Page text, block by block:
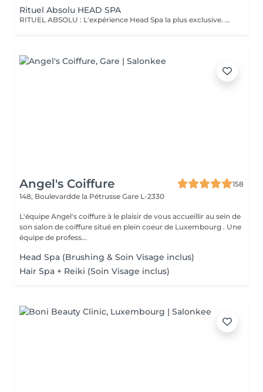
Rituel Absolu HEAD SPA
RITUEL ABSOLU : L'expérience Head Spa la plus exclusive. Un voyage sensoriel profond associant relaxation intense, soins experts et mise en beauté complète des cheveux. DECOUVREZ NOTRE UNIVERS HEAD SPA, une expérience unique alliant relaxation profonde, soin du cuir chevelu et beauté du cheveu. Inspirés des rituels de bien-être japonais, nos soins Head Spa sont conçus pour procurer un véritable moment de déconnexion tout en prenant soin de vos cheveux et de votre cuir chevelu. Chaque rituel associe des techniques de massage relaxantes, un travail autour de l'eau, des soins professionnels adaptés et se termine par un coiffage ou un brushing afin que vous repartiez détendue et sublimée. Accordez-vous une parenthèse hors du temps et choisissez le rituel qui correspond à vos envies.
Angel's Coiffure
158
148, Boulevardde la Pétrusse Gare L-2330
L'équipe Angel's coiffure à le plaisir de vous accueillir au sein de
son salon de coiffure situé en plein coeur de Luxembourg . Une
équipe de profess...
Head Spa (Brushing & Soin Visage inclus)
Hair Spa + Reiki (Soin Visage inclus)